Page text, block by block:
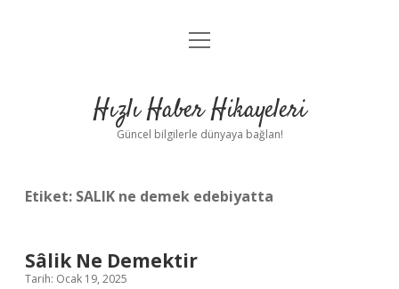
Anasayfa
Yasal Uyarı
menüyü
Hızlı Haber Hikayeleri
Güncel bilgilerle dünyaya bağlan!
Etiket: SALIK ne demek edebiyatta
Sâlik Ne Demektir
Tarih: Ocak 19, 2025